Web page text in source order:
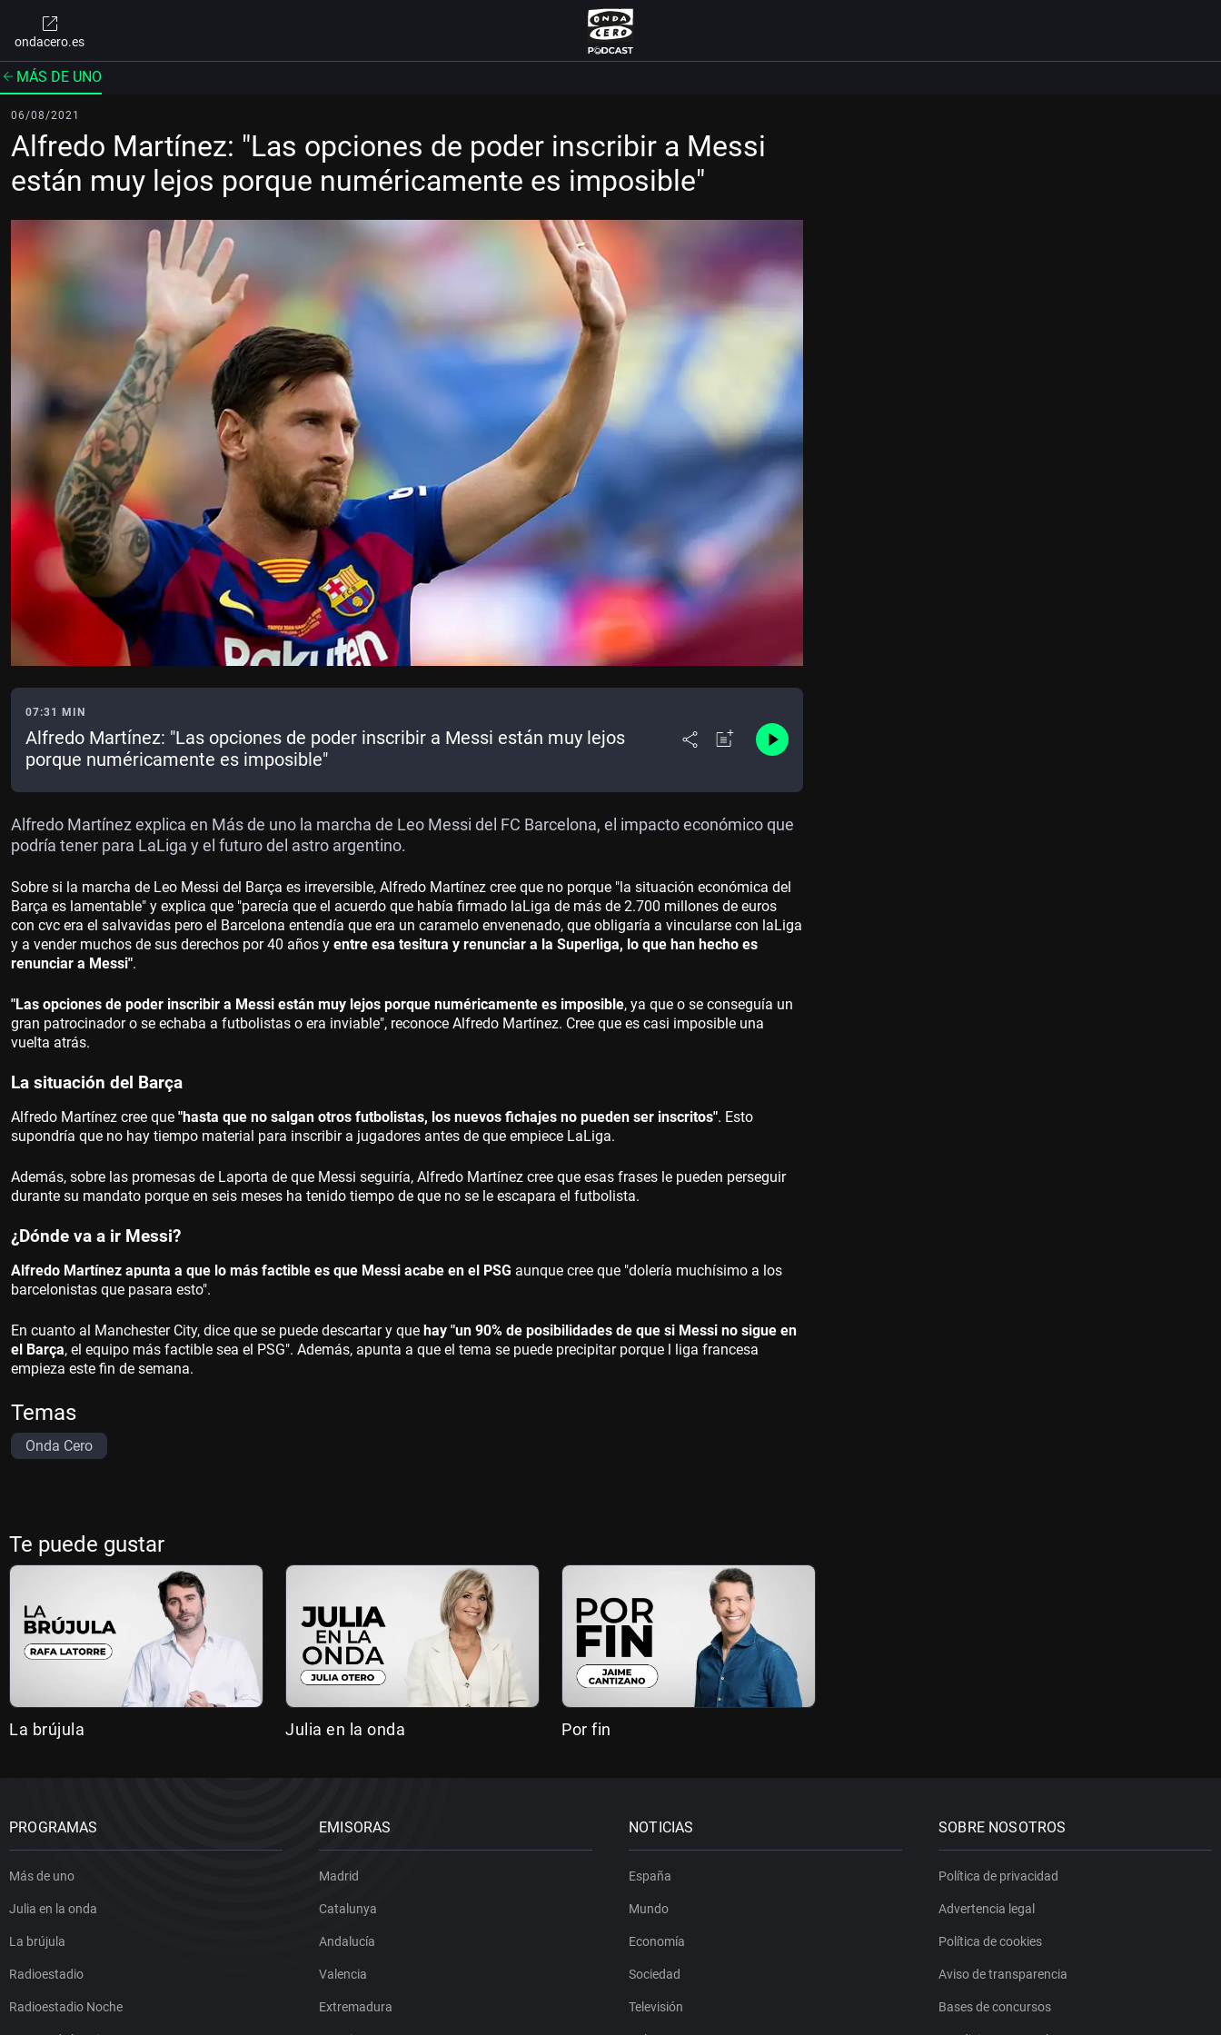
ondacero.es
MÁS DE UNO
06/08/2021
Alfredo Martínez: "Las opciones de poder inscribir a Messi
están muy lejos porque numéricamente es imposible"
07:31 MIN
Alfredo Martínez: "Las opciones de poder inscribir a Messi están muy lejos
porque numéricamente es imposible"
Alfredo Martínez explica en Más de uno la marcha de Leo Messi del FC Barcelona, el impacto económico que
podría tener para LaLiga y el futuro del astro argentino.
Sobre si la marcha de Leo Messi del Barça es irreversible, Alfredo Martínez cree que no porque "la situación económica del
Barça es lamentable" y explica que "parecía que el acuerdo que había firmado laLiga de más de 2.700 millones de euros
con cvc era el salvavidas pero el Barcelona entendía que era un caramelo envenenado, que obligaría a vincularse con laLiga
y a vender muchos de sus derechos por 40 años y entre esa tesitura y renunciar a la Superliga, lo que han hecho es
renunciar a Messi".
"Las opciones de poder inscribir a Messi están muy lejos porque numéricamente es imposible, ya que o se conseguía un
gran patrocinador o se echaba a futbolistas o era inviable", reconoce Alfredo Martínez. Cree que es casi imposible una
vuelta atrás.
La situación del Barça
Alfredo Martínez cree que "hasta que no salgan otros futbolistas, los nuevos fichajes no pueden ser inscritos". Esto
supondría que no hay tiempo material para inscribir a jugadores antes de que empiece LaLiga.
Además, sobre las promesas de Laporta de que Messi seguiría, Alfredo Martínez cree que esas frases le pueden perseguir
durante su mandato porque en seis meses ha tenido tiempo de que no se le escapara el futbolista.
¿Dónde va a ir Messi?
Alfredo Martínez apunta a que lo más factible es que Messi acabe en el PSG aunque cree que "dolería muchísimo a los
barcelonistas que pasara esto".
En cuanto al Manchester City, dice que se puede descartar y que hay "un 90% de posibilidades de que si Messi no sigue en
el Barça, el equipo más factible sea el PSG". Además, apunta a que el tema se puede precipitar porque l liga francesa
empieza este fin de semana.
Temas
Onda Cero
Te puede gustar
La brújula Julia en la onda Por fin
PROGRAMAS
Más de uno
Julia en la onda
La brújula
Radioestadio
Radioestadio Noche
EMISORAS
Madrid
Catalunya
Andalucía
Valencia
Extremadura
NOTICIAS
España
Mundo
Economía
Sociedad
Televisión
SOBRE NOSOTROS
Política de privacidad
Advertencia legal
Política de cookies
Aviso de transparencia
Bases de concursos